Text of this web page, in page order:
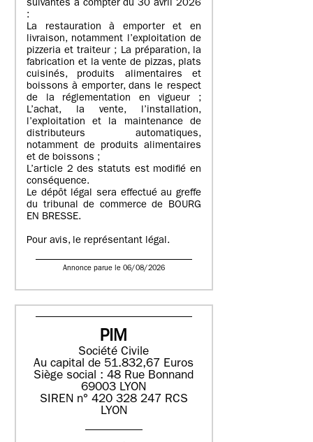
suivantes à compter du 30 avril 2026
:
La restauration à emporter et en
livraison, notamment l’exploitation de
pizzeria et traiteur ; La préparation, la
fabrication et la vente de pizzas, plats
cuisinés, produits alimentaires et
boissons à emporter, dans le respect
de la réglementation en vigueur ;
L’achat, la vente, l’installation,
l’exploitation et la maintenance de
distributeurs automatiques,
notamment de produits alimentaires
et de boissons ;
L’article 2 des statuts est modifié en
conséquence.
Le dépôt légal sera effectué au greffe
du tribunal de commerce de BOURG
EN BRESSE.
Pour avis, le représentant légal.
Annonce parue le 06/08/2026
PIM
Société Civile
Au capital de 51.832,67 Euros
Siège social : 48 Rue Bonnand
69003 LYON
SIREN n° 420 328 247 RCS
LYON